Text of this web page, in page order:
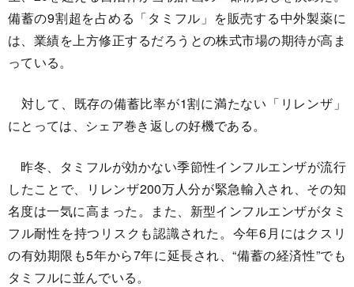
備蓄の9割超を占める「タミフル」を販売する中外製薬に
は、業績を上方修正するだろうとの株式市場の期待が高ま
っている。
対して、既存の備蓄比率が1割に満たない「リレンザ」
にとっては、シェア巻き返しの好機である。
昨冬、タミフルが効かない季節性インフルエンザが流行
したことで、リレンザ200万人分が緊急輸入され、その知
名度は一気に高まった。また、新型インフルエンザがタミ
フル耐性を持つリスクも認識された。今年6月にはクスリ
の有効期限も5年から7年に延長され、“備蓄の経済性”でも
タミフルに並んでいる。